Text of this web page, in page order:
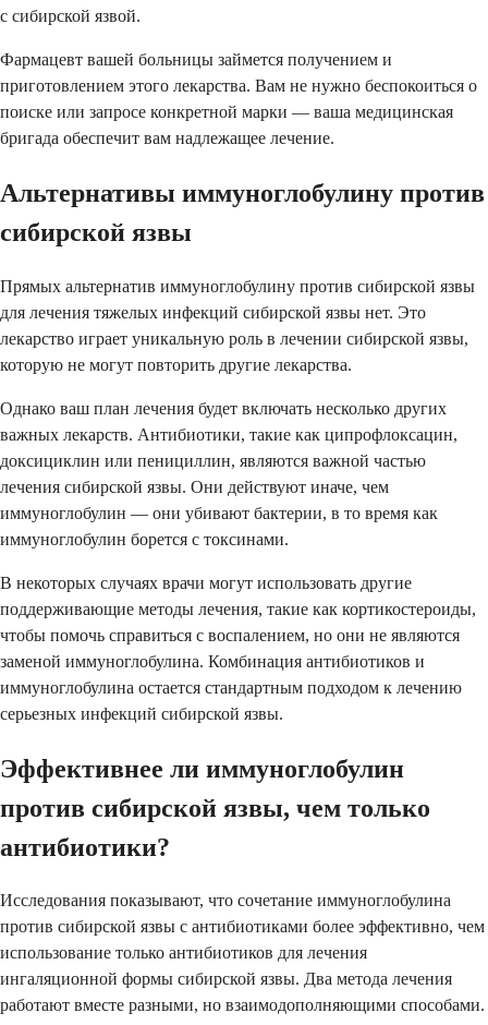
с сибирской язвой.
Фармацевт вашей больницы займется получением и
приготовлением этого лекарства. Вам не нужно беспокоиться о
поиске или запросе конкретной марки — ваша медицинская
бригада обеспечит вам надлежащее лечение.
Альтернативы иммуноглобулину против
сибирской язвы
Прямых альтернатив иммуноглобулину против сибирской язвы
для лечения тяжелых инфекций сибирской язвы нет. Это
лекарство играет уникальную роль в лечении сибирской язвы,
которую не могут повторить другие лекарства.
Однако ваш план лечения будет включать несколько других
важных лекарств. Антибиотики, такие как ципрофлоксацин,
доксициклин или пенициллин, являются важной частью
лечения сибирской язвы. Они действуют иначе, чем
иммуноглобулин — они убивают бактерии, в то время как
иммуноглобулин борется с токсинами.
В некоторых случаях врачи могут использовать другие
поддерживающие методы лечения, такие как кортикостероиды,
чтобы помочь справиться с воспалением, но они не являются
заменой иммуноглобулина. Комбинация антибиотиков и
иммуноглобулина остается стандартным подходом к лечению
серьезных инфекций сибирской язвы.
Эффективнее ли иммуноглобулин
против сибирской язвы, чем только
антибиотики?
Исследования показывают, что сочетание иммуноглобулина
против сибирской язвы с антибиотиками более эффективно, чем
использование только антибиотиков для лечения
ингаляционной формы сибирской язвы. Два метода лечения
работают вместе разными, но взаимодополняющими способами.